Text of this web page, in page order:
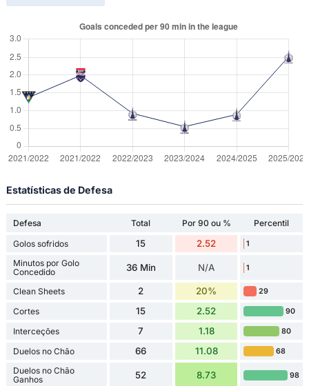
Estatísticas de Defesa
Defesa Total Por 90 ou %
Percentil
Golos sofridos
15 2.52 1
Minutos por Golo
Concedido
36 Min N/A 1
Clean Sheets 2 20% 29
Cortes 15 2.52 90
Interceções 7 1.18 80
Duelos no Chão 66 11.08 68
Duelos no Chão
Ganhos
52 8.73 98